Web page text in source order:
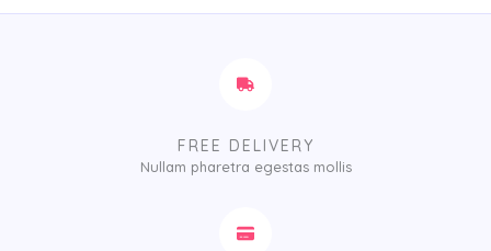
FREE DELIVERY
Nullam pharetra egestas mollis​